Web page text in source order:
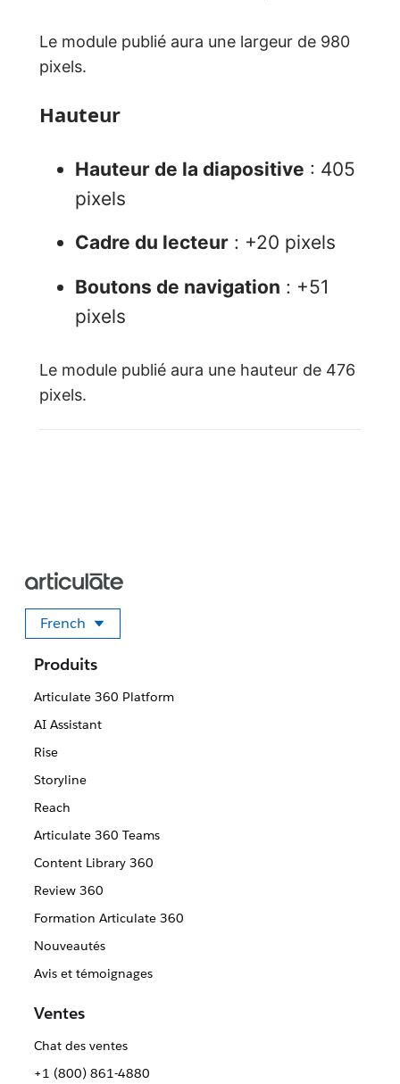
Le module publié aura une largeur de 980
pixels.
Hauteur
Hauteur de la diapositive : 405
pixels
Cadre du lecteur : +20 pixels
Boutons de navigation : +51
pixels
Le module publié aura une hauteur de 476
pixels.
French
Sélectionner votre langue
Produits
Articulate 360 Platform
AI Assistant
Rise
Storyline
Reach
Articulate 360 Teams
Content Library 360
Review 360
Formation Articulate 360
Nouveautés
Avis et témoignages
Ventes
Chat des ventes
+1 (800) 861-4880